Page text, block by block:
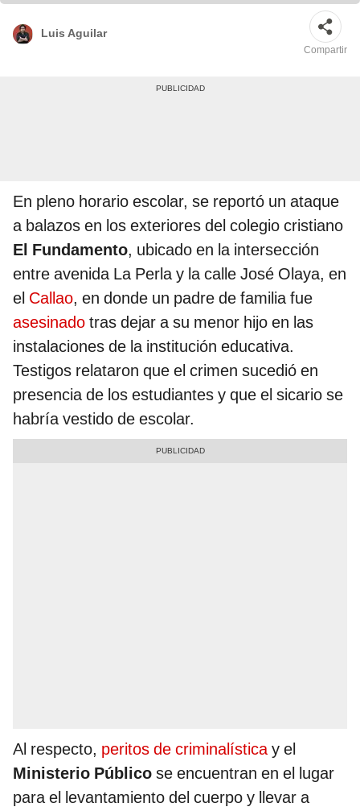
Luis Aguilar
Compartir
En pleno horario escolar, se reportó un ataque
a balazos en los exteriores del colegio cristiano
El Fundamento, ubicado en la intersección
entre avenida La Perla y la calle José Olaya, en
el Callao, en donde un padre de familia fue
asesinado tras dejar a su menor hijo en las
instalaciones de la institución educativa.
Testigos relataron que el crimen sucedió en
presencia de los estudiantes y que el sicario se
habría vestido de escolar.
Al respecto, peritos de criminalísticay el
Ministerio Público se encuentran en el lugar
para el levantamiento del cuerpo y llevar a